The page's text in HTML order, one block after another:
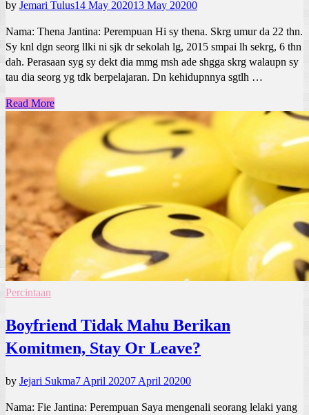
by Jemari Tulus14 May 202013 May 20200
Nama: Thena Jantina: Perempuan Hi sy thena. Skrg umur da 22 thn.
Sy knl dgn seorg llki ni sjk dr sekolah lg, 2015 smpai lh sekrg, 6 thn
dah. Perasaan syg sy dekt dia mmg msh ade shgga skrg walaupn sy
tau dia seorg yg tdk berpelajaran. Dn kehidupnnya sgtlh …
Read More
Percintaan
Boyfriend Tidak Mahu Berikan
Komitmen, Stay Or Leave?
by Jejari Sukma7 April 20207 April 20200
Nama: Fie Jantina: Perempuan Saya mengenali seorang lelaki yang